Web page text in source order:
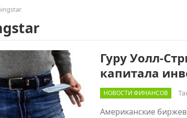
Гуру Уолл-
капитала
НОВОСТИ ФИНАНСОВ
Американские